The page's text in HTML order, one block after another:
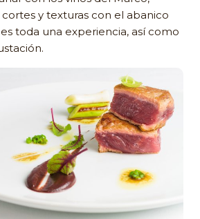
y texturas con el abanico
toda una experiencia, así como